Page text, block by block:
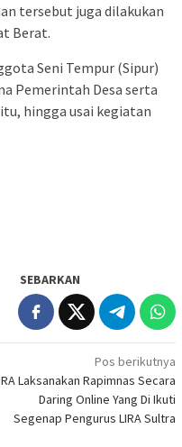
tersebut juga dilakukan
Berat.
Seni Tempur (Sipur)
Pemerintah Desa serta
hingga usai kegiatan
SEBARKAN
Pos berikutnya
Laksanakan Rapimnas Secara
Daring Online Yang Di Ikuti
Segenap Pengurus LIRA Sultra